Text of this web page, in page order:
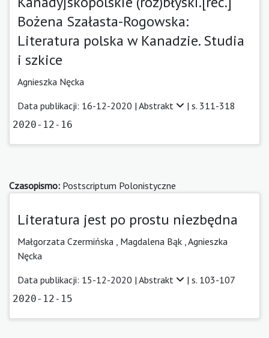
Bożena Szałasta­-Rogowska:
Literatura polska w Kanadzie. Studia
i szkice
Agnieszka Nęcka
Data publikacji: 16-12-2020 | Abstrakt | s. 311-318
2020-12-16
Czasopismo: Postscriptum Polonistyczne
Literatura jest po prostu niezbędna
Małgorzata Czermińska , Magdalena Bąk Agnieszka
Nęcka
Data publikacji: 15-12-2020 | Abstrakt | s. 103-107
2020-12-15